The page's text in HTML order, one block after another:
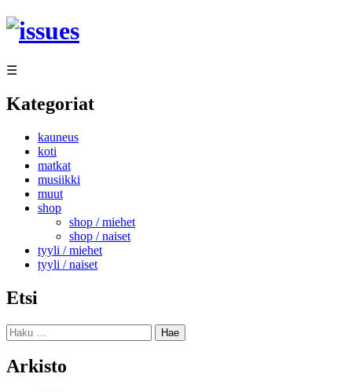
Siirry
sisältöön
☰
Kategoriat
kauneus
koti
matkat
musiikki
muut
shop
shop / miehet
shop / naiset
tyyli / miehet
tyyli / naiset
Etsi
Haku:
Arkisto